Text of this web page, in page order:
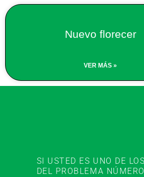
Nuevo florecer
VER MÁS »
SI USTED ES UNO DE
DEL PROBLEMA